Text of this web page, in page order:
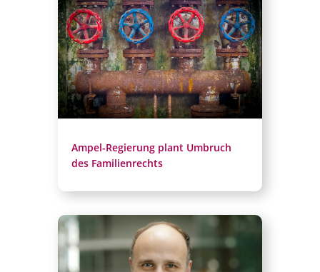
Ampel-Regierung plant Umbruch
des Familienrechts